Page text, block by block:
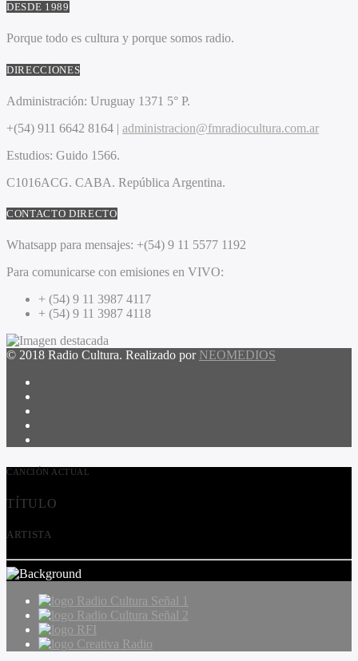
DESDE 1989
Porque todo es cultura y porque somos radio.
DIRECCIONES
Administración: Uruguay 1371 5° P.
+(54) 911 6642 8164 | administracion@fmradiocultura.com.ar
Estudios: Guido 1566.
C1016ACG. CABA. República Argentina.
CONTACTO DIRECTO
Whatsapp para mensajes: +(54) 9 11 5577 1192
Para comunicarse con emisiones en VIVO:
+ (54) 9 11 3987 4117
+ (54) 9 11 3987 4118
© 2018 Radio Cultura. Realizado por NEOMEDIOS
CANCIÓN ACTUAL
TÍTULO
ARTISTA
Radio Cultura Señal 1
Radio Cultura Señal 2
RFI
Creativa Radio